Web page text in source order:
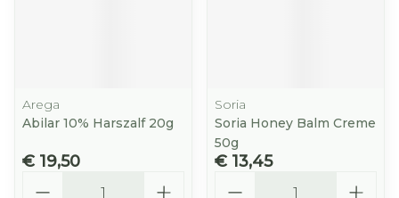
Arega
Abilar 10% Harszalf 20g
€ 19,50
Soria
Soria Honey Balm Creme
50g
€ 13,45